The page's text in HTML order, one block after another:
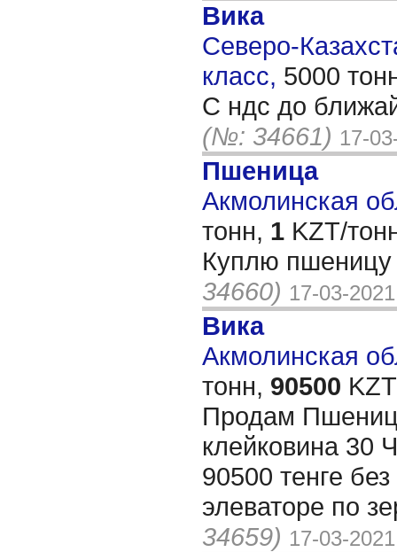
Вика
Северо-
класс, 5000
С ндс до
(№: 34661) 17-
Пшеница
Акмолинская
тонн, 1 KZT/
Куплю
34660) 17-03-2021
Вика
Акмолинская
тонн, 90500
Продам
клейковина 30
90500 тенге
элеваторе по
34659) 17-03-2021